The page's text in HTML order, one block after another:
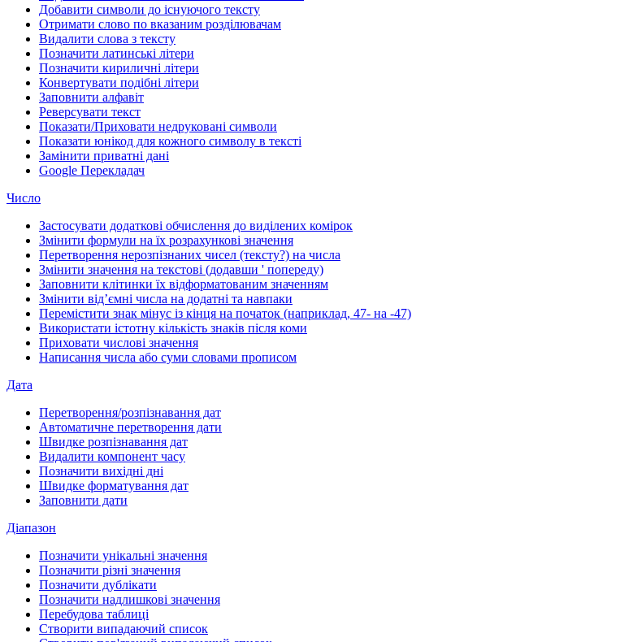
Добавити символи до існуючого тексту
Отримати слово по вказаним розділювачам
Видалити слова з тексту
Позначити латинські літери
Позначити кириличні літери
Конвертувати подібні літери
Заповнити алфавіт
Реверсувати текст
Показати/Приховати недруковані символи
Показати юнікод для кожного символу в тексті
Замінити приватні дані
Google Перекладач
Число
Застосувати додаткові обчислення до виділених комірок
Змінити формули на їх розрахункові значення
Перетворення нерозпізнаних чисел (тексту?) на числа
Змінити значення на текстові (додавши ' попереду)
Заповнити клітинки їх відформатованим значенням
Змінити від’ємні числа на додатні та навпаки
Перемістити знак мінус із кінця на початок (наприклад, 47- на -47)
Використати істотну кількість знаків після коми
Приховати числові значення
Написання числа або суми словами прописом
Дата
Перетворення/розпізнавання дат
Автоматичне перетворення дати
Швидке розпізнавання дат
Видалити компонент часу
Позначити вихідні дні
Швидке форматування дат
Заповнити дати
Діапазон
Позначити унікальні значення
Позначити різні значення
Позначити дублікати
Позначити надлишкові значення
Перебудова таблиці
Створити випадаючий список